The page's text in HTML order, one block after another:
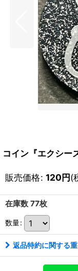
コイン『エクシー
販売価格: 120円(
在庫数 77枚
数量:
返品特約に関する